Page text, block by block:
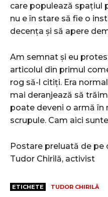
care populează spațiul
nu e în stare să fie o
decența și să apere
Am semnat și eu
articolul din primul
rog să-l citiți. Era
mai deranjează să
poate deveni o armă în
scrupule. Cam aici
Postare preluată de pe
Tudor Chirilă, activist
ETICHETE TUDOR CHIRILĂ